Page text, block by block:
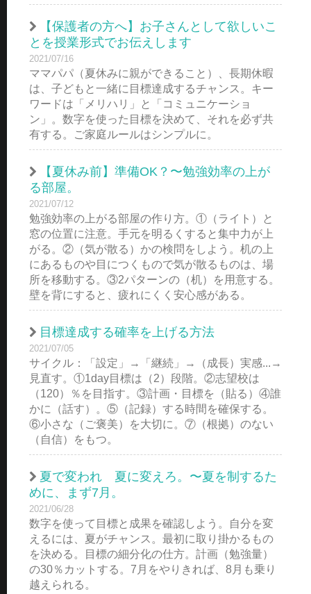
【保護者の方へ】お子さんとして欲しいこ
とを授業形式でお伝えします
2021/07/16
ママパパ（夏休みに親ができること）、長期休暇
は、子どもと一緒に目標達成するチャンス。キー
ワードは「メリハリ」と「コミュニケーショ
ン」。数字を使った目標を決めて、それを必ず共
有する。ご家庭ルールはシンプルに。
【夏休み前】準備OK？〜勉強効率の上が
る部屋。
2021/07/12
勉強効率の上がる部屋の作り方。①（ライト）と
窓の位置に注意。手元を明るくすると集中力が上
がる。②（気が散る）かの検問をしよう。机の上
にあるものや目につくもので気が散るものは、場
所を移動する。③2パターンの（机）を用意する。
壁を背にすると、疲れにくく安心感がある。
目標達成する確率を上げる方法
2021/07/05
サイクル：「設定」→「継続」→（成長）実感...→
見直す。①1day目標は（2）段階。②志望校は
（120）％を目指す。③計画・目標を（貼る）④誰
かに（話す）。⑤（記録）する時間を確保する。
⑥小さな（ご褒美）を大切に。⑦（根拠）のない
（自信）をもつ。
夏で変われ 夏に変えろ。〜夏を制するた
めに、まず7月。
2021/06/28
数字を使って目標と成果を確認しよう。自分を変
えるには、夏がチャンス。最初に取り掛かるもの
を決める。目標の細分化の仕方。計画（勉強量）
の30％カットする。7月をやりきれば、8月も乗り
越えられる。